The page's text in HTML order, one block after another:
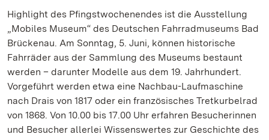
Highlight des Pfingstwochenendes ist die Ausstellung
„Mobiles Museum“ des Deutschen Fahrradmuseums Bad
Brückenau. Am Sonntag, 5. Juni, können historische
Fahrräder aus der Sammlung des Museums bestaunt
werden – darunter Modelle aus dem 19. Jahrhundert.
Vorgeführt werden etwa eine Nachbau-Laufmaschine
nach Drais von 1817 oder ein französisches Tretkurbelrad
von 1868. Von 10.00 bis 17.00 Uhr erfahren Besucherinnen
und Besucher allerlei Wissenswertes zur Geschichte des